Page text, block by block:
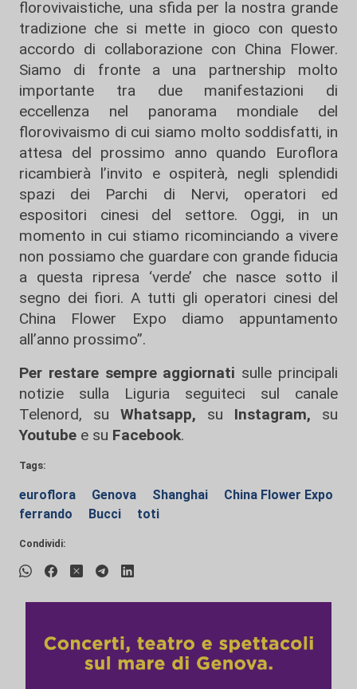
florovivaistiche, una sfida per la nostra grande
tradizione che si mette in gioco con questo
accordo di collaborazione con China Flower.
Siamo di fronte a una partnership molto
importante tra due manifestazioni di
eccellenza nel panorama mondiale del
florovivaismo di cui siamo molto soddisfatti, in
attesa del prossimo anno quando Euroflora
ricambierà l’invito e ospiterà, negli splendidi
spazi dei Parchi di Nervi, operatori ed
espositori cinesi del settore. Oggi, in un
momento in cui stiamo ricominciando a vivere
non possiamo che guardare con grande fiducia
a questa ripresa ‘verde’ che nasce sotto il
segno dei fiori. A tutti gli operatori cinesi del
China Flower Expo diamo appuntamento
all’anno prossimo”.
Per restare sempre aggiornati sulle principali
notizie sulla Liguria seguiteci sul canale
Telenord, su
Whatsapp, su Instagram, su
Youtube e su Facebook.
Tags:
euroflora Genova Shanghai
China Flower Expo
ferrando
Bucci toti
Condividi: